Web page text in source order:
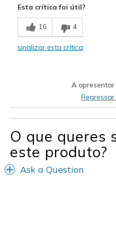
Comfortable
Melhores utilizações
Casual Wear
Feels half
Esta crítica foi útil?
16 4
sinalizar esta crítica
A apresentar
O que queres
este produto?
Ask a Question